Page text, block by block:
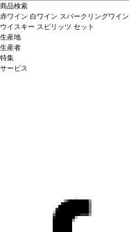
商品検索
赤ワイン 白ワイン スパークリングワイン
ウイスキー スピリッツ セット
生産地
生産者
特集
サービス